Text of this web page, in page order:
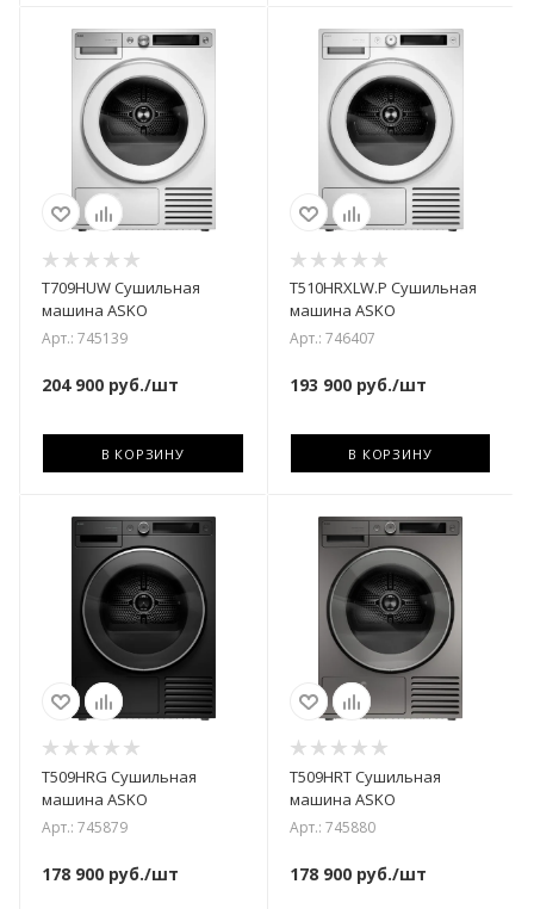
T709HUW Сушильная
машина ASKO
Арт.: 745139
204 900 руб./шт
В КОРЗИНУ
T510HRXLW.P Сушильная
машина ASKO
Арт.: 746407
193 900руб./шт
В КОРЗИНУ
T509HRG Сушильная
машина ASKO
Арт.: 745879
178 900 руб./шт
T509HRT Сушильная
машина ASKO
Арт.: 745880
178 900руб./шт